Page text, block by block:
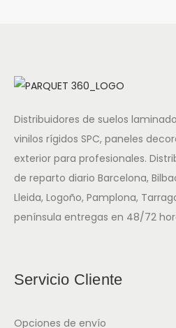
Distribuidores de suelos
vinilos rígidos SPC, paneles
exterior para profesionales.
de reparto diario Barcelona,
Lleida, Logoño, Pamplona,
península entregas en 48/72
Servicio Cliente
Opciones de envío